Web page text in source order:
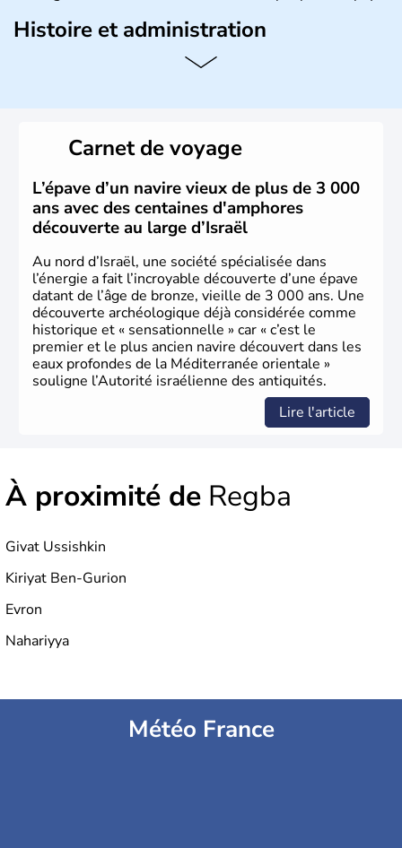
Histoire et administration
L'Israël est un état de la partie est de la Méditerranée,
vrai essor économique dans le domaine des nouvelles
Carnet de voyage
L’épave d’un navire vieux de plus de 3 000
ans avec des centaines d'amphores
découverte au large d’Israël
Au nord d’Israël, une société spécialisée dans
l’énergie a fait l’incroyable découverte d’une épave
datant de l’âge de bronze, vieille de 3 000 ans. Une
découverte archéologique déjà considérée comme
historique et « sensationnelle » car « c’est le
premier et le plus ancien navire découvert dans les
eaux profondes de la Méditerranée orientale »
souligne l’Autorité israélienne des antiquités.
Lire l'article
À proximité de Regba
Givat Ussishkin
Kiriyat Ben-Gurion
Evron
Nahariyya
Météo France